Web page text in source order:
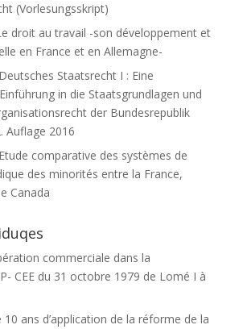
(Vorlesungsskript)
droit au travail -son développement et
en France et en Allemagne-
Staatsrecht I : Eine
in die Staatsgrundlagen und
der Bundesrepublik
Auflage 2016
Etude comparative des systèmes de
des minorités entre la France,
Canada
commerciale dans la
CEE du 31 octobre 1979 de Lomé I à
10 ans d’application de la réforme de la